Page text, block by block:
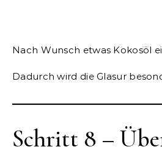
Nach Wunsch etwas Kokosöl
Dadurch wird die Glasur
Schritt 8 –